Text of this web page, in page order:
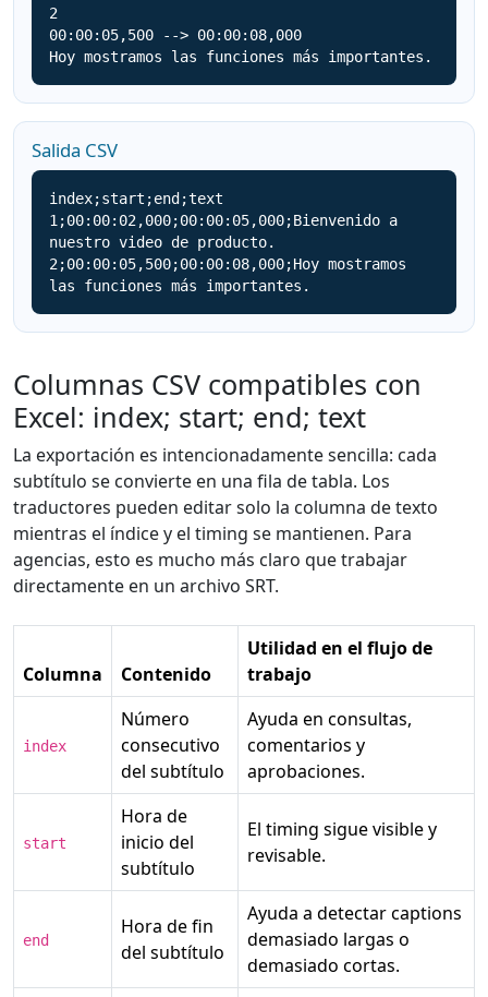
2
00:00:05,500 --> 00:00:08,000
Hoy mostramos las funciones más importantes.
Salida CSV
index;start;end;text
1;00:00:02,000;00:00:05,000;Bienvenido a
nuestro video de producto.
2;00:00:05,500;00:00:08,000;Hoy mostramos
las funciones más importantes.
Columnas CSV compatibles con
Excel: index; start; end; text
La exportación es intencionadamente sencilla: cada
subtítulo se convierte en una fila de tabla. Los
traductores pueden editar solo la columna de texto
mientras el índice y el timing se mantienen. Para
agencias, esto es mucho más claro que trabajar
directamente en un archivo SRT.
Columna Contenido
Utilidad en el flujo de
trabajo
index
Número
consecutivo
del subtítulo
Ayuda en consultas,
comentarios y
aprobaciones.
start
Hora de
inicio del
subtítulo
El timing sigue visible y
revisable.
end
Hora de fin
del subtítulo
Ayuda a detectar captions
demasiado largas o
demasiado cortas.